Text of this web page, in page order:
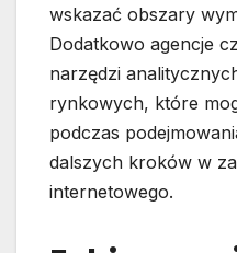
wskazać obszary
Dodatkowo agencje
narzędzi
rynkowych, które
podczas
dalszych kroków w
internetowego.